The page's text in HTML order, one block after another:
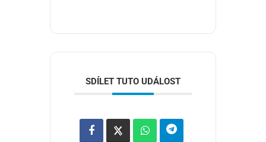
SDÍLET TUTO UDÁLOST